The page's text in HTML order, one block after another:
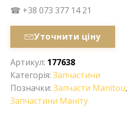
☎ +38 073 377 14 21
Уточнити ціну
Артикул: 177638
Категорія: Запчастини
Позначки: Запчасти Manitou,
Запчастини Маніту